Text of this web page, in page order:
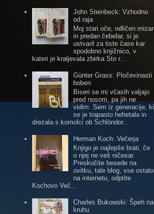
John Steinbeck: Vzhodno
od raja
Moj stari oče, odličen mizar
in predan čebelar, si je
ustvaril za tiste čase kar
spodobno knjižnico, v
kateri je kraljevala zbirka Sto r...
Günter Grass: Pločevinasti
boben
Biseri se mi včasih valjajo
pred nosom, pa jih ne
vidim. Sem iz generacije, ki
se je trapasto hehetala in
drezala s komolci ob Schlöndor...
Herman Koch: Večerja
Knjigo je najlepše brati, če
o njej ne veš ničesar.
Preskočite besede na
ovitku, tale blog, vse ostalo
na internetu, odprite
Kochovo Več...
Charles Bukowski: Špeh na
kruhu